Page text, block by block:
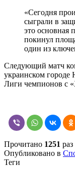
«Сегодня
сыграли в
это основная
покинул
один из
Следующий матч
украинском городе
Лиги чемпионов с
Прочитано 1251 раз
Опубликовано в
Теги